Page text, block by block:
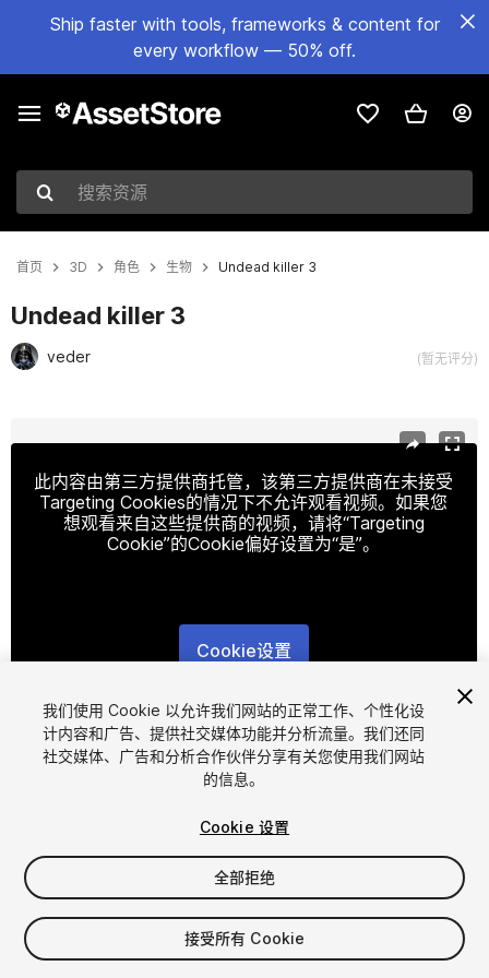
Ship faster with tools, frameworks & content for
every workflow — 50% off.
搜索资源
首页 3D 角色 生物 Undead killer 3
Undead killer 3
veder (暂无评分)
此内容由第三方提供商托管，该第三方提供商在未接受
Targeting Cookies的情况下不允许观看视频。如果您
想观看来自这些提供商的视频，请将“Targeting
Cookie”的Cookie偏好设置为“是”。
Cookie设置
1/21
$29
增值税将在结算时计算
我们使用 Cookie 以允许我们网站的正常工作、个性化设
计内容和广告、提供社交媒体功能并分析流量。我们还同
社交媒体、广告和分析合作伙伴分享有关您使用我们网站
的信息。
Cookie 设置
全部拒绝
接受所有 Cookie